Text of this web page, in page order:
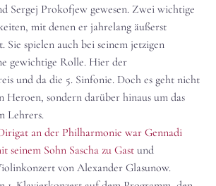
Sergej Prokofjew gewesen. Zwei wichtige
mit denen er jahrelang äußerst
Sie spielen auch bei seinem jetzigen
gewichtige Rolle. Hier der
und da die 5. Sinfonie. Doch es geht nicht
Heroen, sondern darüber hinaus um das
Lehrers.
an der Philharmonie war Gennadi
seinem Sohn Sascha zu Gast und
von Alexander Glasunow.